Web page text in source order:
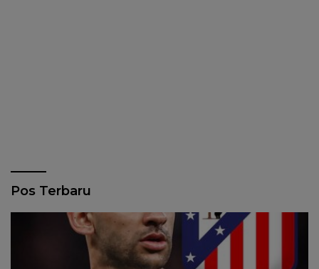
Pos Terbaru